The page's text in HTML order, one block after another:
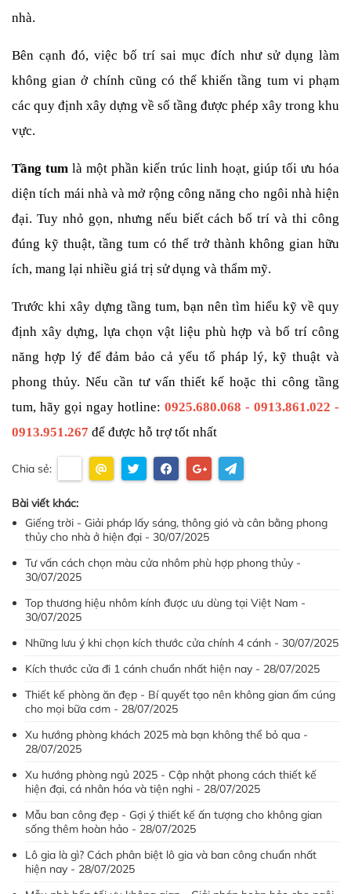
nhà.
Bên cạnh đó, việc bố trí sai mục đích như sử dụng làm
không gian ở chính cũng có thể khiến tầng tum vi phạm
các quy định xây dựng về số tầng được phép xây trong khu
vực.
Tầng tum là một phần kiến trúc linh hoạt, giúp tối ưu hóa
diện tích mái nhà và mở rộng công năng cho ngôi nhà hiện
đại. Tuy nhỏ gọn, nhưng nếu biết cách bố trí và thi công
đúng kỹ thuật, tầng tum có thể trở thành không gian hữu
ích, mang lại nhiều giá trị sử dụng và thẩm mỹ.
Trước khi xây dựng tầng tum, bạn nên tìm hiểu kỹ về quy
định xây dựng, lựa chọn vật liệu phù hợp và bố trí công
năng hợp lý để đảm bảo cả yếu tố pháp lý, kỹ thuật và
phong thủy. Nếu cần tư vấn thiết kế hoặc thi công tầng
tum, hãy gọi ngay hotline: 0925.680.068 - 0913.861.022 -
0913.951.267 để được hỗ trợ tốt nhất
Chia sẻ:
Bài viết khác:
Giếng trời - Giải pháp lấy sáng, thông gió và cân bằng phong
thủy cho nhà ở hiện đại - 30/07/2025
Tư vấn cách chọn màu cửa nhôm phù hợp phong thủy -
30/07/2025
Top thương hiệu nhôm kính được ưu dùng tại Việt Nam -
30/07/2025
Những lưu ý khi chọn kích thước cửa chính 4 cánh - 30/07/2025
Kích thước cửa đi 1 cánh chuẩn nhất hiện nay - 28/07/2025
Thiết kế phòng ăn đẹp - Bí quyết tạo nên không gian ấm cúng
cho mọi bữa cơm - 28/07/2025
Xu hướng phòng khách 2025 mà bạn không thể bỏ qua -
28/07/2025
Xu hướng phòng ngủ 2025 - Cập nhật phong cách thiết kế
hiện đại, cá nhân hóa và tiện nghi - 28/07/2025
Mẫu ban công đẹp - Gợi ý thiết kế ấn tượng cho không gian
sống thêm hoàn hảo - 28/07/2025
Lô gia là gì? Cách phân biệt lô gia và ban công chuẩn nhất
hiện nay - 28/07/2025